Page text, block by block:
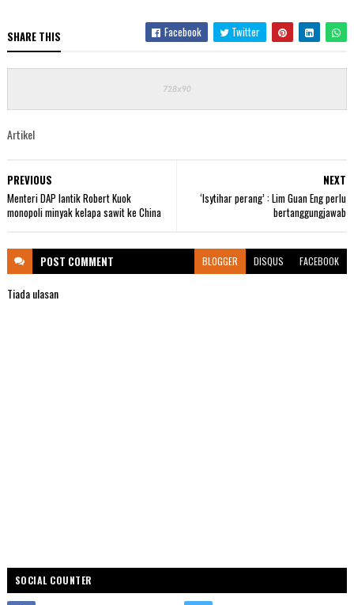
SHARE THIS Facebook Twitter
Artikel
NEXT
‘Isytihar perang’ : Lim Guan Eng perlu
bertanggungjawab
PREVIOUS
Menteri DAP lantik Robert Kuok
monopoli minyak kelapa sawit ke China
POST COMMENT BLOGGER DISQUS FACEBOOK
Tiada ulasan
SOCIAL COUNTER